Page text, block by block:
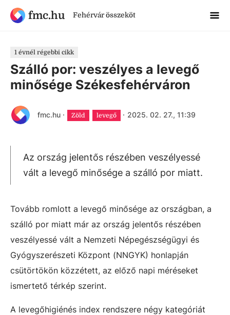
fmc.hu Fehérvár összeköt
1 évnél régebbi cikk
Szálló por: veszélyes a levegő
minősége Székesfehérváron
fmc.hu · Zöld levegő · 2025. 02. 27., 11:39
Az ország jelentős részében veszélyessé
vált a levegő minősége a szálló por miatt.
Tovább romlott a levegő minősége az országban, a
szálló por miatt már az ország jelentős részében
veszélyessé vált a Nemzeti Népegészségügyi és
Gyógyszerészeti Központ (NNGYK) honlapján
csütörtökön közzétett, az előző napi méréseket
ismertető térkép szerint.
A levegőhigiénés index rendszere négy kategóriát